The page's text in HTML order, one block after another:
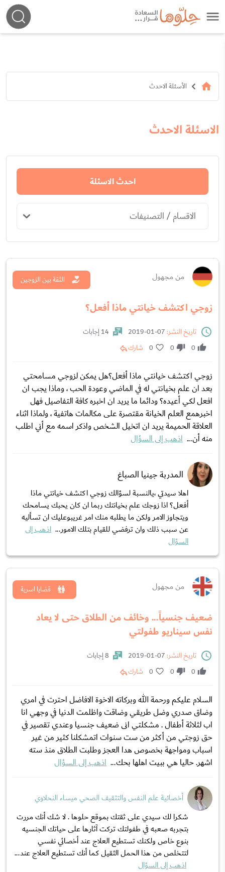
الأسئلة الاحدث
الاسئلة الاحدث
احدث الاسئلة
الاقسام / التصنيفات
من مجهول
زوجي اكتشف خيانتي ماذا أفعل؟
الثقة بين الزوجين
تاريخ النشر:
14 إجابات
0
0
0 شارك
زوجي اكتشف خيانتي ماذا أفعل؟هل يمكن لزوجي مسامحتي
بعد ان علم بخيانتي له في الماضي وعودة الحب ، وماذا يجب ان
افعل لكي أعيده؟ ودائما ما يريد ان اخبره كافة التفاصيل فهل
اخبرهمع العلم الخيانة مقتصرة على مكالمات هاتفية ، ولماذا اثناء
العلاقة الحميمة يريد ان اتخيل الشخص واذكر اسمه مع أني اطلب
منه أن... اذهب إلى السؤال
المدربة جينيا الصباغ
اهلا سيدتي ،يالنسبة لسؤالك زوجي اكتشف خيانتي ماذا
أفعل؟ اذا زوجك علم بخيانتك ربما ان كان يحبك يسامحك
ويتجاوز الامر ولكن ما يطلبه منك امر غريبوعليك ان تسأليه
عن سبب ذلك وان ترفضي للقيام بتلك الامور... اذهب إلى
السؤال
من مجهول
ضعيف جنسياً... وخائف من الطلاق حتى لا يعاد
نفس سيناريو طفولتي
قضايا اسرية
تاريخ النشر:
8 إجابات
0
0
0 شارك
السلام عليكم ورحمة الله وبركاته الاخوة الافاضل احترت في امري
وضاق صدري وضل طريقي وضاقت واظلمت الدنيا في وجهي انا
اب لثلاثة أطفال . مشكلتي انى ضعيف جنسيا وعندي تقصير في
حق زوجتي من أكثر من ست سنوات اتمشكلنا كثير من غير
اسباب ومواجهة بخصوص هدا العجز وطلبت الطلاق منذ سته
اشهر. حاليا هي ببيت اهلها بحك... اذهب إلى السؤال
أخصائية علم النفس والتثقيف الصحي ميساء النحلاوي
شكرا لك سيدي على ثقتك بموقع حلوها . لا شك أنك مررت
بتجربه صعبه في طفولتك تركت آثارها على حياتك الجنسيه
بنوع خاص ولكنك تستطيع العلاج عند أخصائي نفسي
لتتخلص من هذا الحمل الثقيل كما أنك تستطيع العلاج عند...
اذهب إلى السؤال